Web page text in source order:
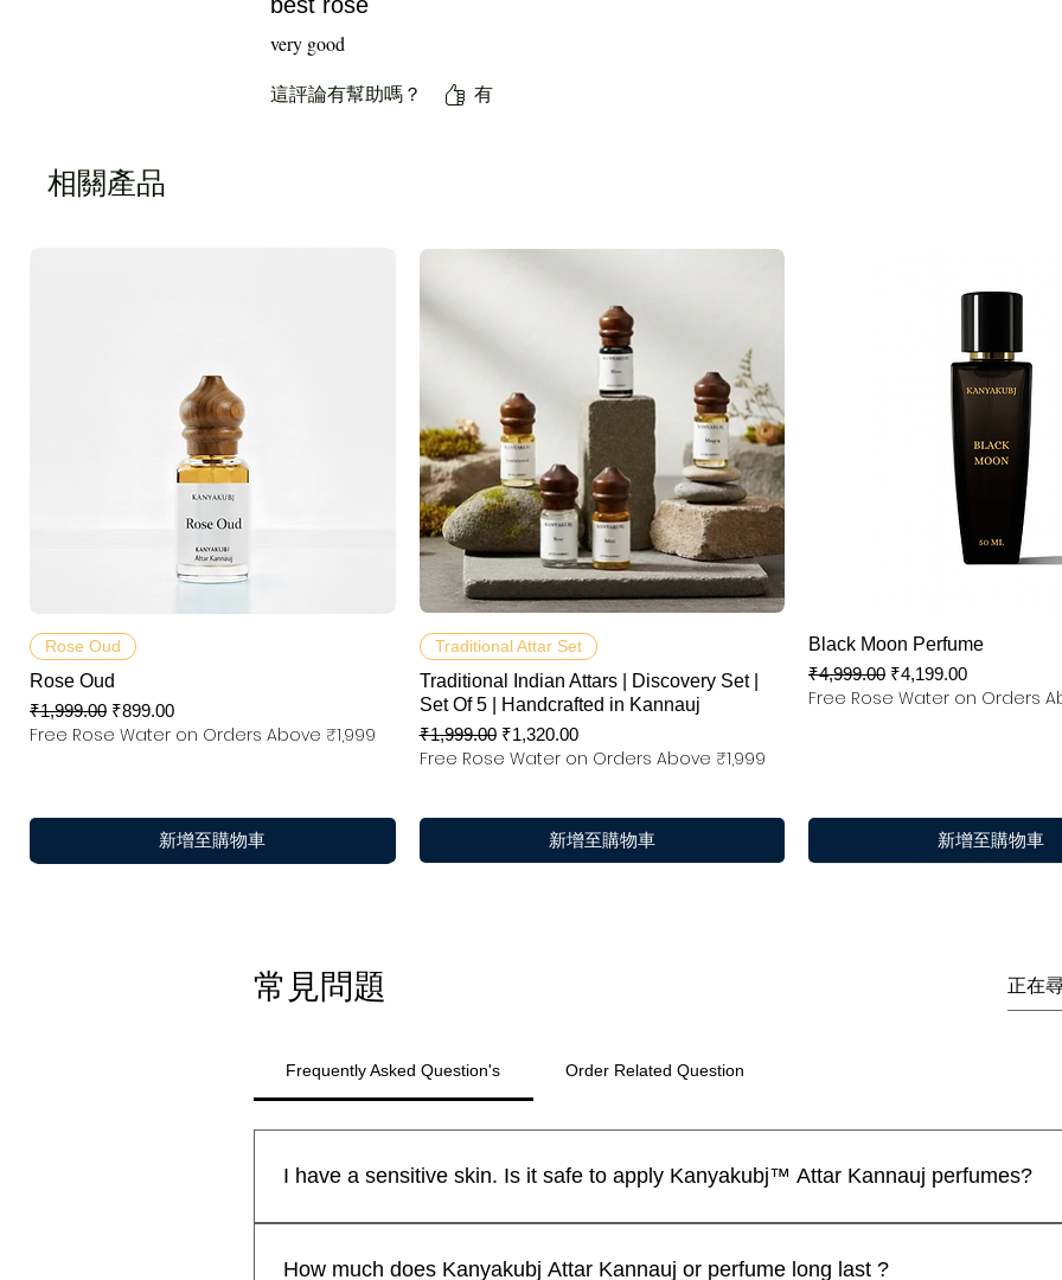
very good
這評論有幫助嗎？ 有
相關產品
Rose Oud
Rose Oud
一般價格
₹1,999.00 促銷價格
₹899.00
Free Rose Water on Orders Above ₹1,999
新增至購物車
快速瀏覽
Traditional Attar Set
Traditional Indian Attars | Discovery Set |
Set Of 5 | Handcrafted in Kannauj
一般價格
₹1,999.00 促銷價格
₹1,320.00
Free Rose Water on Orders Above ₹1,999
新增至購物車
快速瀏覽
Black Moon Perfume
一般價格
₹4,999.00 促銷價格
₹4,199.00
Free Rose Water on Orders
新增至購物車
新到貨 Luxury
Shamamatul Amber | Shamama Attar |
Eau De Parfum | Discovery Set | 5
Best seller
Chandan Tika / Tilak 100% Pure Natural (
limited
常見問題
Frequently Asked Question's Order Related Question
I have a sensitive skin. Is it safe to apply Kanyakubj™ Attar Kannauj perfumes?
safe for all skin types.We still recommend that you apply a spray on the inner wrist and wait
How much does Kanyakubj Attar Kannauj or perfume long last ?